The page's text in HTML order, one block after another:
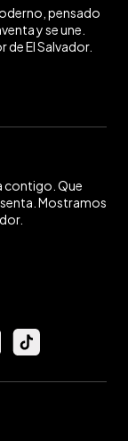
pensado
y se une.
El Salvador.
contigo. Que
Mostramos